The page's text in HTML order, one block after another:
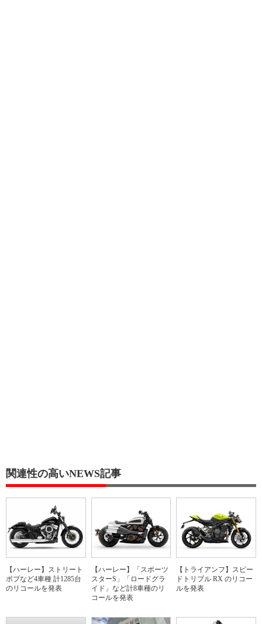
関連性の高いNEWS記事
【ハーレー】ストリート
ボブなど4車種 計1285台
のリコールを発表
【ハーレー】「スポーツ
スターS」「ロードグラ
イド」など計8車種のリ
コールを発表
【トライアンフ】スピー
ドトリプル RX のリコー
ルを発表